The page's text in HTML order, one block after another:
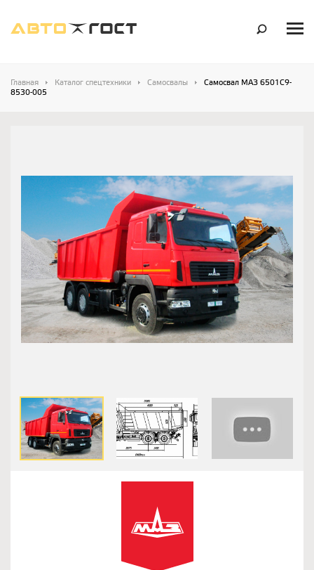
Главная Каталог спецтехники Самосвалы
Самосвал МАЗ 6501С9-
8530-005